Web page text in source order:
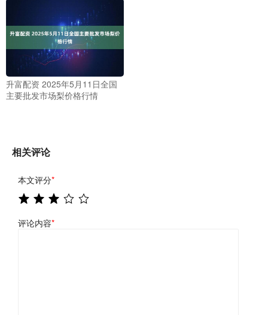
升富配资 2025年5月11日全国
主要批发市场梨价格行情
相关评论
本文评分*
评论内容*